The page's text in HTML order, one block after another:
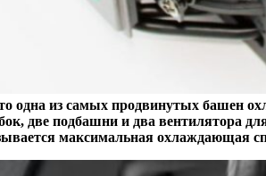
одна из самых продвинутых башен
две подбашни и два вентилятора
максимальная охлаждающая